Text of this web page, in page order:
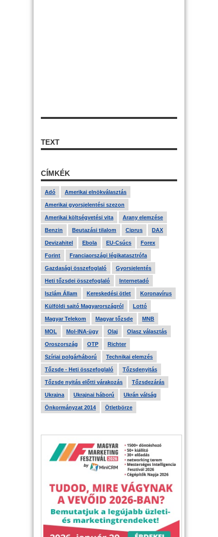
TEXT
CÍMKÉK
Adó Amerikai elnökválasztás
Amerikai gyorsjelentési szezon
Amerikai költségvetési vita Arany elemzése
Benzin Beutazási tilalom Ciprus DAX
Devizahitel Ebola EU-Csúcs Forex
Forint Franciaországi légikatasztrófa
Gazdasági összefoglaló Gyorsjelentés
Heti tőzsdei összefoglaló Internetadó
Iszlám Állam Kereskedési ötlet Koronavírus
Külföldi sajtó Magyarországról Lottó
Magyar Telekom Magyar tőzsde MNB
MOL Mol-INA-ügy Olaj Olasz választás
Oroszország OTP Richter
Szíriai polgárháború Technikai elemzés
Tőzsde - Heti összefoglaló Tőzsdenyitás
Tőzsde nyitás előtti várakozás Tőzsdezárás
Ukrajna Ukrajnai háború Ukrán válság
Önkormányzat 2014 Ötletbörze